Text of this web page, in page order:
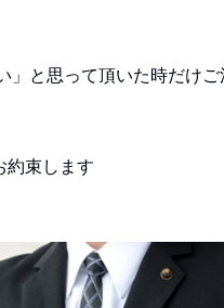
」と思って頂いた時だけ
約束します